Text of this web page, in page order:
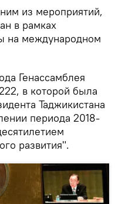
из мероприятий,
в рамках
на международном
Генассамблея
в которой была
Таджикистана
периода 2018-
развития".